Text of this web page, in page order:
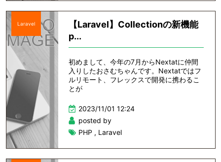
Laravel
【Laravel】Collectionの新機能
p...
初めまして、今年の7月からNextatに仲間
入りしたおさむちゃんです。Nextatではフ
ルリモート、フレックスで開発に携わるこ
とが
2023/11/01 12:24
posted by
PHP , Laravel